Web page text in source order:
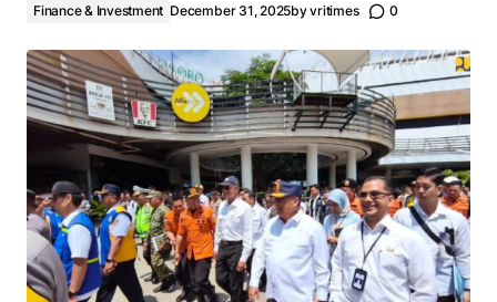
Finance & Investment December 31, 2025byvritimes 0